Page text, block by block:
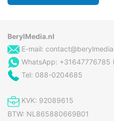
BerylMedia.nl
E-mail:
WhatsApp: +31647776785
Tel: 088-0204685
KVK: 92089615
BTW: NL865880669B01